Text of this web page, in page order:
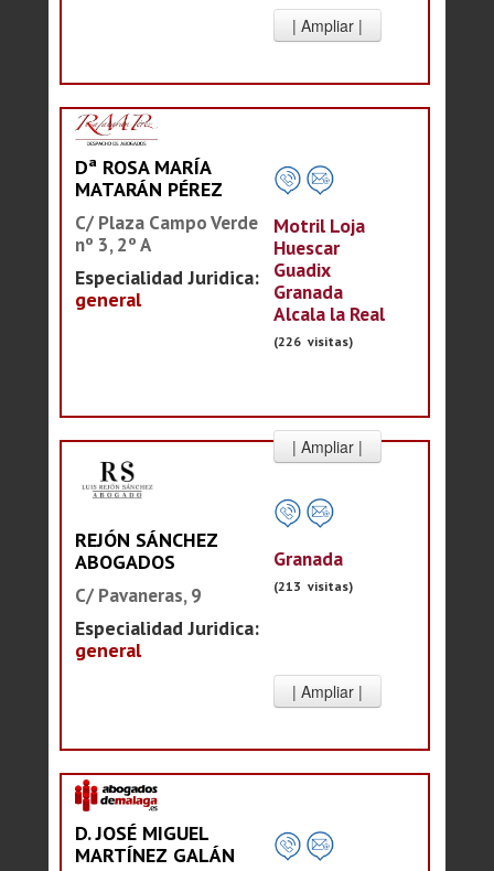
Dª ROSA MARÍA
MATARÁN PÉREZ
C/ Plaza Campo Verde
nº 3, 2º A
Especialidad Juridica:
general
Motril Loja
Huescar
Guadix
Granada
Alcala la Real
(226 visitas)
REJÓN SÁNCHEZ
ABOGADOS
C/ Pavaneras, 9
Especialidad Juridica:
general
Granada
(213 visitas)
D. JOSÉ MIGUEL
MARTÍNEZ GALÁN